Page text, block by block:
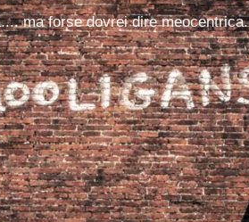
ma forse dovrei dire meocentrica.